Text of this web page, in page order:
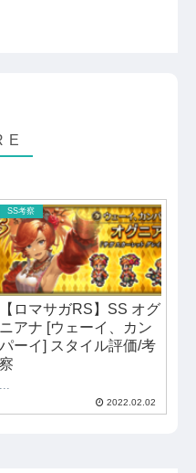
SS考察
【ロマサガRS】SS オグ
ニアナ [ウェーイ、カン
パーイ] スタイル評価/考
察
...
2022.02.02